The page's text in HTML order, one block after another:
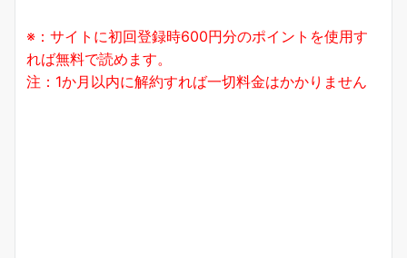
※：サイトに初回登録時600円分のポイントを使用す
れば無料で読めます。
注：1か月以内に解約すれば一切料金はかかりません